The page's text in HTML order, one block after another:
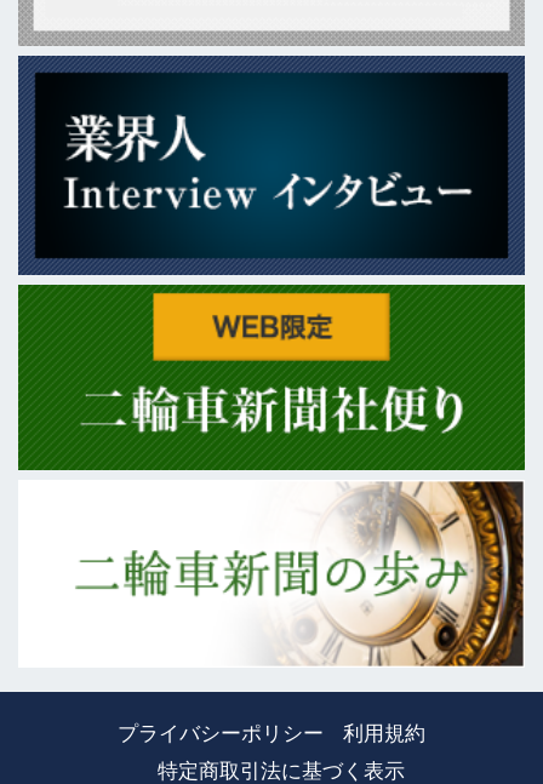
プライバシーポリシー
利用規約
特定商取引法に基づく表示